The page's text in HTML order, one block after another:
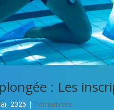
: Les
2026 | Formations